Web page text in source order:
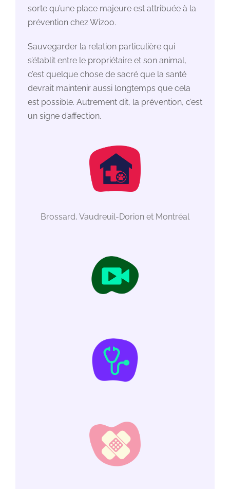
sorte qu’une place majeure est attribuée à la
prévention chez Wizoo.
Sauvegarder la relation particulière qui
s’établit entre le propriétaire et son animal,
c’est quelque chose de sacré que la santé
devrait maintenir aussi longtemps que cela
est possible. Autrement dit, la prévention, c’est
un signe d’affection.
Brossard, Vaudreuil-Dorion et Montréal